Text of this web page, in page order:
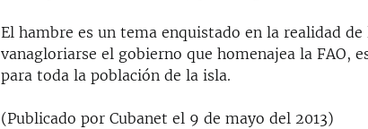
El hambre es un tema enquistado en la realidad de
vanagloriarse el gobierno que homenajea la FAO,
para toda la población de la isla.
(Publicado por Cubanet el 9 de mayo del 2013)